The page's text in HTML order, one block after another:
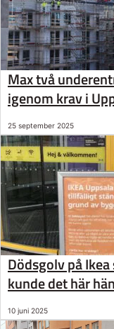
Max två
igenom krav i
25 september 2025
Dödsgolv på
kunde det här
10 juni 2025